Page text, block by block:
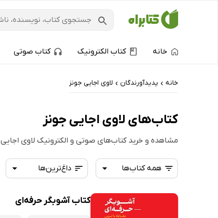
خانه کتاب الکترونیک کتاب صوتی
خانه › پدیدآورندگان › لاوی اجایی جونز
کتاب‌های لاوی اجایی جونز
مشاهده و خرید کتاب‌های صوتی و الکترونیک لاوی اجایی
داغ‌ترین‌ها
تازه‌ها
همه کتاب‌ها
همه کتاب‌ها
کتاب آشوبگر حرفه‌ای